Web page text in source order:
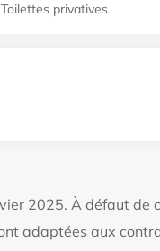
Toilettes privatives
2025. À défaut
adaptées aux